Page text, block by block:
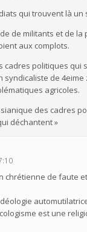
qui trouvent là
de militants et de la
aux complots.
cadres politiques
syndicaliste de
agricoles.
des cadres
déchantent »
chrétienne de faute
est une